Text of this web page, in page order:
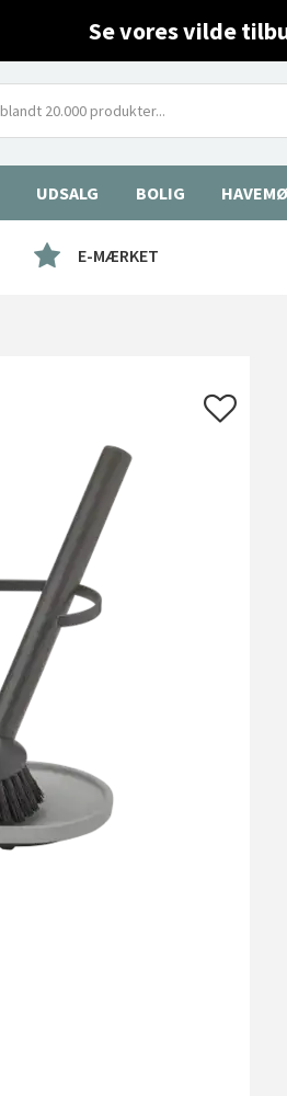
Se vores vilde
UDSALG BOLIG
E-MÆRKET